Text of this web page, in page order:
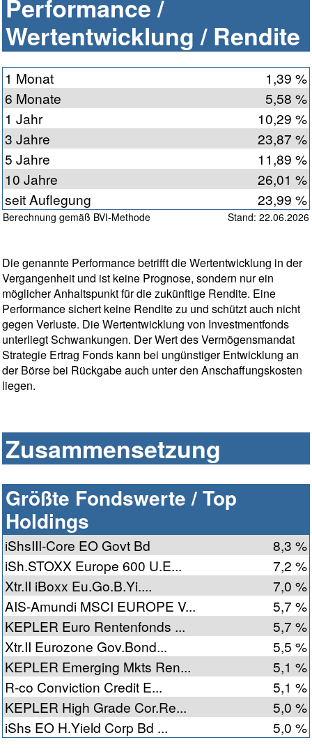
Performance /
Wertentwicklung / Rendite
1 Monat
1,39 %
6 Monate
5,58 %
1 Jahr
10,29 %
3 Jahre
23,87 %
5 Jahre
11,89 %
10 Jahre
26,01 %
seit Auflegung
23,99 %
Berechnung gemäß BVI-Methode Stand: 22.06.2026
Die genannte Performance betrifft die Wertentwicklung in der
Vergangenheit und ist keine Prognose, sondern nur ein
möglicher Anhaltspunkt für die zukünftige Rendite. Eine
Performance sichert keine Rendite zu und schützt auch nicht
gegen Verluste. Die Wertentwicklung von Investmentfonds
unterliegt Schwankungen. Der Wert des Vermögensmandat
Strategie Ertrag Fonds kann bei ungünstiger Entwicklung an
der Börse bei Rückgabe auch unter den Anschaffungskosten
liegen.
Zusammensetzung
Größte Fondswerte / Top
Holdings
iShsIII-Core EO Govt Bd
8,3 %
iSh.STOXX Europe 600 U.E...
7,2 %
Xtr.II iBoxx Eu.Go.B.Yi....
7,0 %
AIS-Amundi MSCI EUROPE V...
5,7 %
KEPLER Euro Rentenfonds ...
5,7 %
Xtr.II Eurozone Gov.Bond...
5,5 %
KEPLER Emerging Mkts Ren...
5,1 %
R-co Conviction Credit E...
5,1 %
KEPLER High Grade Cor.Re...
5,0 %
iShs EO H.Yield Corp Bd ...
5,0 %